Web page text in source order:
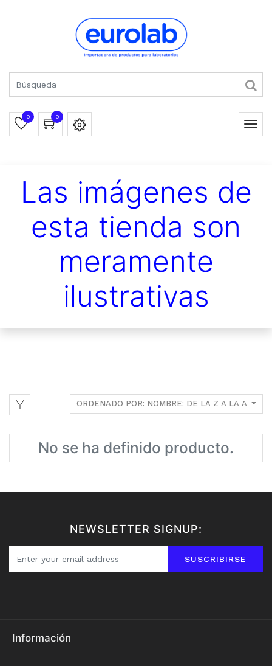
0 0
Las imágenes de
esta tienda son
meramente
ilustrativas
ORDENADO POR: NOMBRE: DE LA Z A LA A
No se ha definido producto.
NEWSLETTER SIGNUP:
SUSCRIBIRSE
Información